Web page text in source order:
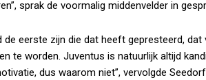
sprak de voormalig middenvelder in
de eerste zijn die dat heeft gepresteerd,
te worden. Juventus is natuurlijk altijd
dus waarom niet”, vervolgde